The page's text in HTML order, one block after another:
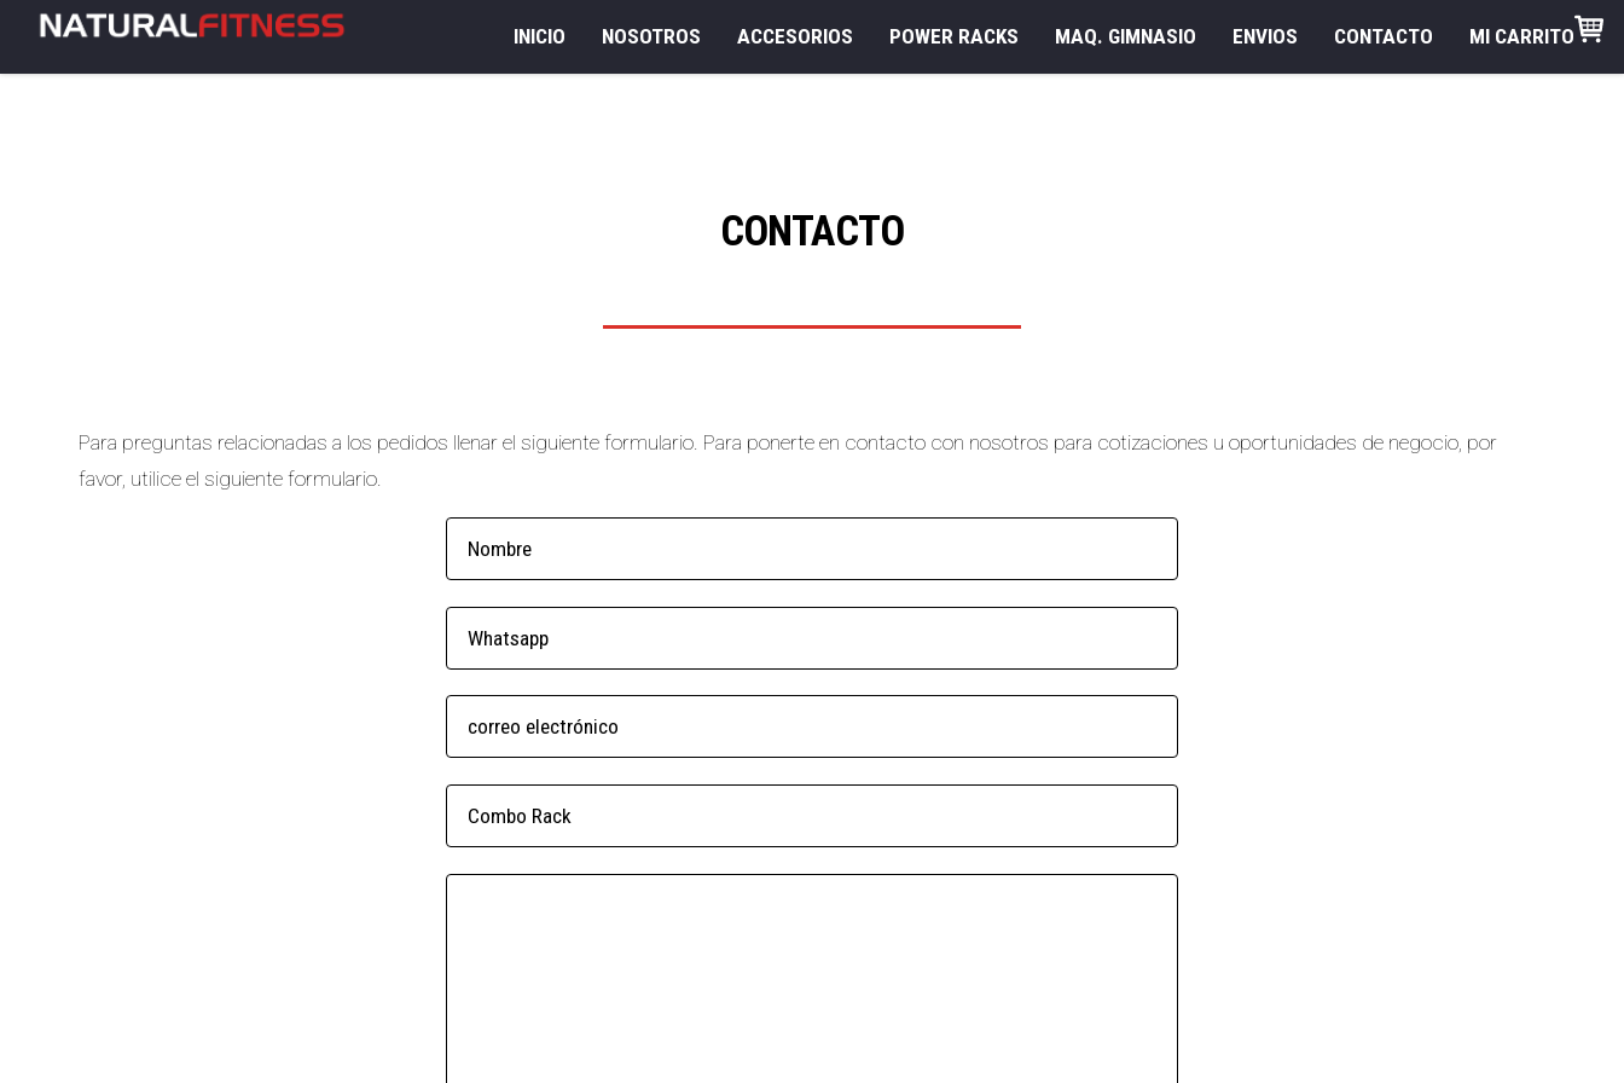
INICIO NOSOTROS ACCESORIOS POWER RACKS MAQ. GIMNASIO ENVIOS CONTACTO MI CARRITO
CONTACTO
Para preguntas relacionadas a los pedidos llenar el siguiente formulario. Para ponerte en contacto con nosotros para cotizaciones u oportunidades de negocio, por
favor, utilice el siguiente formulario.